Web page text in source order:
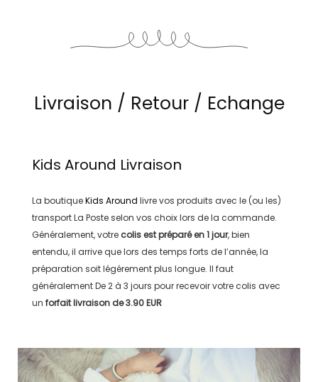
Livraison / Retour / Echange
Kids Around Livraison
La boutiqueKids Around livre vos produits avec le (ou les)
transportLa Posteselon vos choix lors de la commande.
Généralement, votre colis est préparé en1 jour, bien
entendu, il arrive que lors des temps forts de l’année, la
préparation soit légérement plus longue. Il faut
généralementDe 2 à 3 jours pour recevoir votre colis avec
un forfait livraison de3.90 EUR